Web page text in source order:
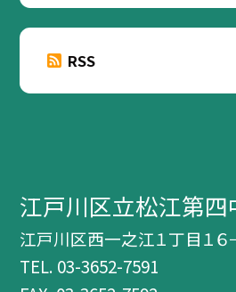
RSS
江戸川区立松江第四
江戸川区西一之江１丁目１６
TEL. 03-3652-7591